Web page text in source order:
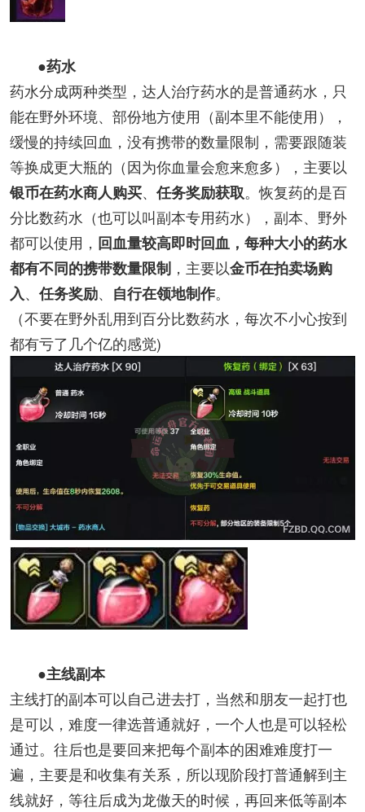
●药水
药水分成两种类型，达人治疗药水的是普通药水，只
能在野外环境、部份地方使用（副本里不能使用），
缓慢的持续回血，没有携带的数量限制，需要跟随装
等换成更大瓶的（因为你血量会愈来愈多），主要以
银币在药水商人购买、 任务奖励获取。恢复药的是百
分比数药水（也可以叫副本专用药水），副本、野外
都可以使用， 回血量较高即时回血，每种大小的药水
都有不同的携带数量限制 ，主要以金币在拍卖场购
入、 任务奖励、 自行在领地制作。
（不要在野外乱用到百分比数药水，每次不小心按到
都有亏了几个亿的感觉)
●主线副本
主线打的副本可以自己进去打，当然和朋友一起打也
是可以，难度一律选普通就好，一个人也是可以轻松
通过。往后也是要回来把每个副本的困难难度打一
遍，主要是和收集有关系，所以现阶段打普通解到主
线就好，等往后成为龙傲天的时候，再回来低等副本